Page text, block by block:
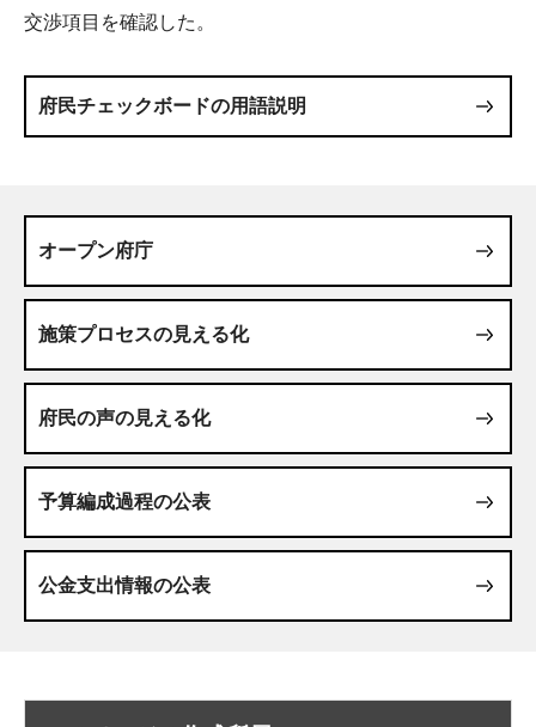
交渉項目を確認した。
府民チェックボードの用語説明
オープン府庁
施策プロセスの見える化
府民の声の見える化
予算編成過程の公表
公金支出情報の公表